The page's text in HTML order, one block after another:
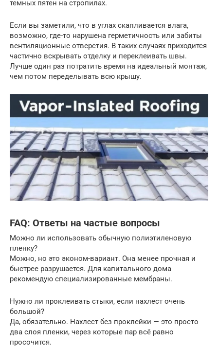
темных пятен на стропилах.
Если вы заметили, что в углах скапливается влага,
возможно, где-то нарушена герметичность или забиты
вентиляционные отверстия. В таких случаях приходится
частично вскрывать отделку и переклеивать швы.
Лучше один раз потратить время на идеальный монтаж,
чем потом переделывать всю крышу.
FAQ: Ответы на частые вопросы
Можно ли использовать обычную полиэтиленовую
пленку?
Можно, но это эконом-вариант. Она менее прочная и
быстрее разрушается. Для капитального дома
рекомендую специализированные мембраны.
Нужно ли проклеивать стыки, если нахлест очень
большой?
Да, обязательно. Нахлест без проклейки — это просто
два слоя пленки, через которые пар всё равно
просочится.